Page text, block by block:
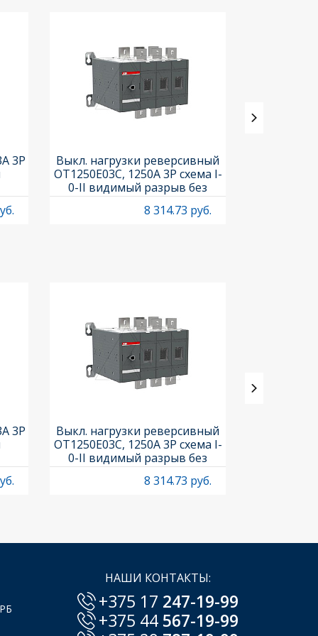
3P
Выкл. нагрузки реверсивный
OT1250E03C, 1250A 3P схема I-
0-II видимый разрыв без
рукоятки
8 314.73 руб.
3P
Выкл. нагрузки реверсивный
OT1250E03C, 1250A 3P схема I-
0-II видимый разрыв без
рукоятки
8 314.73 руб.
НАШИ КОНТАКТЫ:
+375 17 247-19-99
+375 44 567-19-99